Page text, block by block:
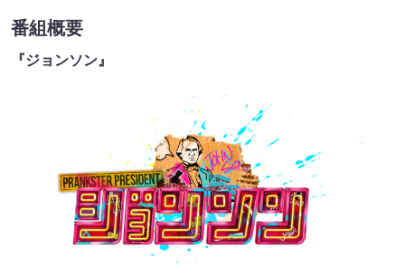
番組概要
『ジョンソン』